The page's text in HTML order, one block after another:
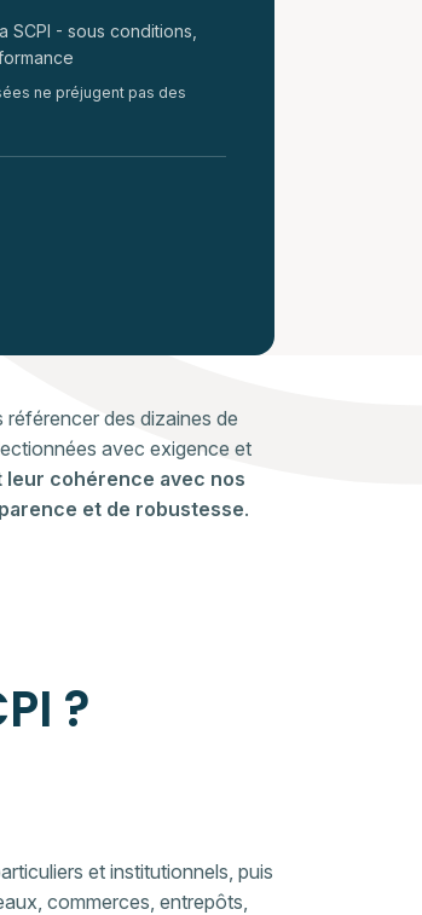
SCPI - sous conditions,
ne préjugent pas des
des dizaines de
avec exigence et
cohérence avec nos
et de robustesse.
?
et institutionnels, puis
commerces, entrepôts,